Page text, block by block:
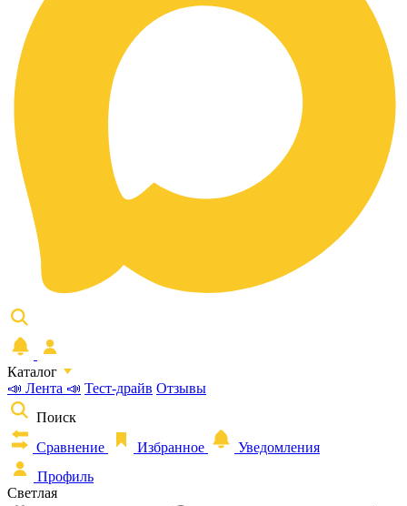
Каталог
📣 Лента 📣 Тест-драйв Отзывы
Поиск
Сравнение
Избранное
Уведомления
Профиль
Светлая